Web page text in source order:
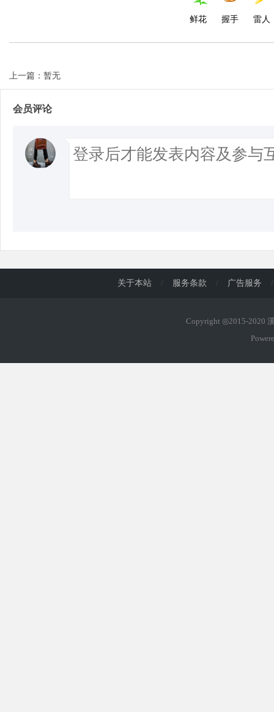
鲜花 握手 雷人
上一篇：暂无
会员评论
关于本站 / 服务条款 / 广告服务 /
Copyright ◎2015-2020